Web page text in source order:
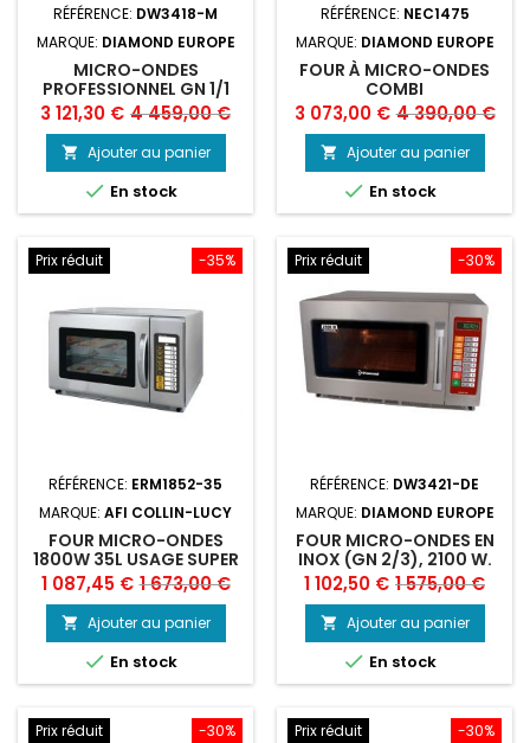
RÉFÉRENCE: DW3418-M
MARQUE: DIAMOND EUROPE
MICRO-ONDES
PROFESSIONNEL GN 1/1
1800 W, INOX
Prix
3 121,30 € Prix
de
base
4 459,00 €
 Ajouter au panier
 En stock
RÉFÉRENCE: NEC1475
MARQUE: DIAMOND EUROPE
FOUR À MICRO-ONDES
COMBI
Prix
3 073,00 € Prix
de
base
4 390,00 €
 Ajouter au panier
 En stock
-35%
Prix réduit
RÉFÉRENCE: ERM1852-35
MARQUE: AFI COLLIN-LUCY
FOUR MICRO-ONDES
1800W 35L USAGE SUPER
INTENSIF AVEC
MAGNÉTRON TOSHIBA
(ERM1852-35), AFI
Prix
1 087,45 € Prix
de
base
1 673,00 €
 Ajouter au panier
 En stock
-30%
Prix réduit
RÉFÉRENCE: DW3421-DE
MARQUE: DIAMOND EUROPE
FOUR MICRO-ONDES EN
INOX (GN 2/3), 2100 W.
(34 LITRES), DIGITAL
Prix
1 102,50 € Prix
de
base
1 575,00 €
 Ajouter au panier
 En stock
-30%
Prix réduit -30%
Prix réduit